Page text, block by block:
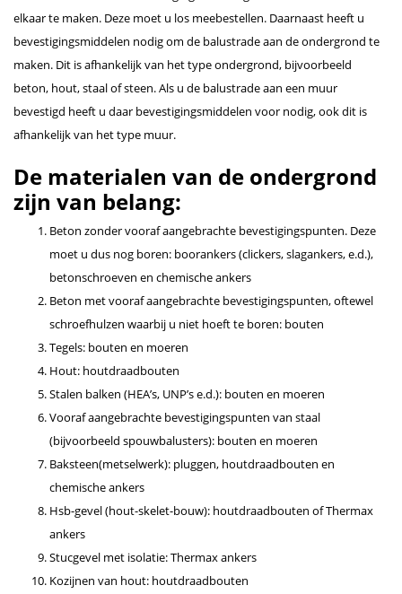
elkaar te maken. Deze moet u los meebestellen. Daarnaast heeft u
bevestigingsmiddelen nodig om de balustrade aan de ondergrond te
maken. Dit is afhankelijk van het type ondergrond, bijvoorbeeld
beton, hout, staal of steen. Als u de balustrade aan een muur
bevestigd heeft u daar bevestigingsmiddelen voor nodig, ook dit is
afhankelijk van het type muur.
De materialen van de ondergrond
zijn van belang:
Beton zonder vooraf aangebrachte bevestigingspunten. Deze
moet u dus nog boren: boorankers (clickers, slagankers, e.d.),
betonschroeven en chemische ankers
Beton met vooraf aangebrachte bevestigingspunten, oftewel
schroefhulzen waarbij u niet hoeft te boren: bouten
Tegels: bouten en moeren
Hout: houtdraadbouten
Stalen balken (HEA’s, UNP’s e.d.): bouten en moeren
Vooraf aangebrachte bevestigingspunten van staal
(bijvoorbeeld spouwbalusters): bouten en moeren
Baksteen(metselwerk): pluggen, houtdraadbouten en
chemische ankers
Hsb-gevel (hout-skelet-bouw): houtdraadbouten of Thermax
ankers
Stucgevel met isolatie: Thermax ankers
Kozijnen van hout: houtdraadbouten